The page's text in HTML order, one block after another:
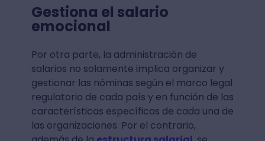
Gestiona el salario
emocional
Por otra parte, la administración de
salarios no solamente implica organizar y
gestionar las nóminas según el marco legal
regulatorio de cada país y en función de las
características específicas de cada una de
las organizaciones. Por el contrario,